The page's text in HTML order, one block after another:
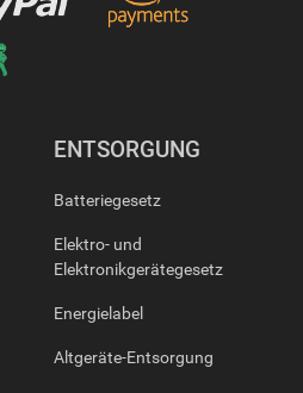
ENTSORGUNG
Batteriegesetz
Elektro- und
Elektronikgerätegesetz
Energielabel
Altgeräte-Entsorgung